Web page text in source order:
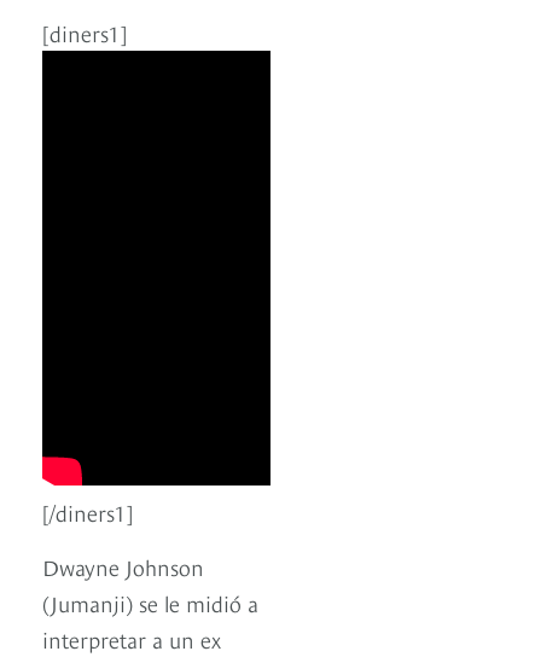
[diners1]
[/diners1]
Dwayne Johnson
(Jumanji) se le midió a
interpretar a un ex